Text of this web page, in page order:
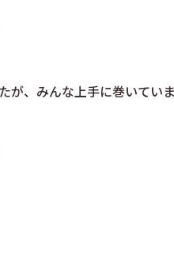
が、みんな上手に巻いて